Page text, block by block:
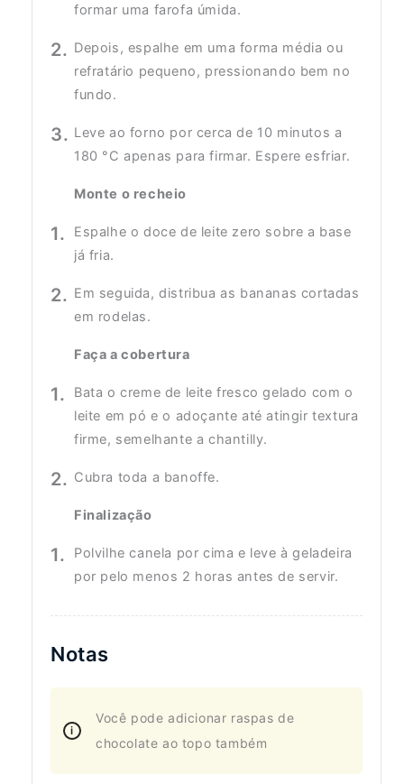
formar uma farofa úmida.
Depois, espalhe em uma forma média ou
refratário pequeno, pressionando bem no
fundo.
Leve ao forno por cerca de 10 minutos a
180 °C apenas para firmar. Espere esfriar.
Monte o recheio
Espalhe o doce de leite zero sobre a base
já fria.
Em seguida, distribua as bananas cortadas
em rodelas.
Faça a cobertura
Bata o creme de leite fresco gelado com o
leite em pó e o adoçante até atingir textura
firme, semelhante a chantilly.
Cubra toda a banoffe.
Finalização
Polvilhe canela por cima e leve à geladeira
por pelo menos 2 horas antes de servir.
Notas
Você pode adicionar raspas de
chocolate ao topo também